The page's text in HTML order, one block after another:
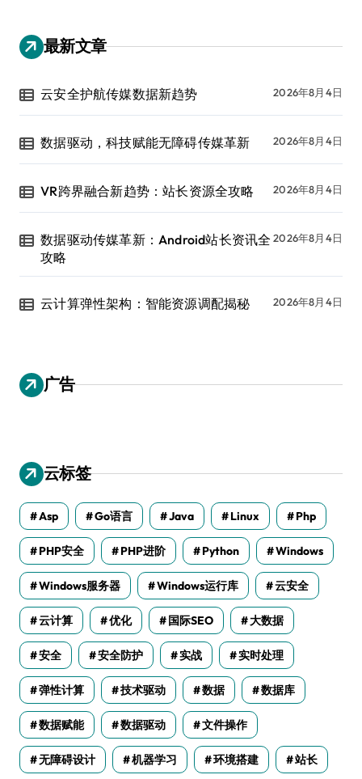
最新文章
云安全护航传媒数据新趋势 2026年8月4日
数据驱动，科技赋能无障碍传媒革新 2026年8月4日
VR跨界融合新趋势：站长资源全攻略 2026年8月4日
数据驱动传媒革新：Android站长资讯全
攻略
2026年8月4日
云计算弹性架构：智能资源调配揭秘 2026年8月4日
广告
云标签
Asp Go语言 Java Linux Php
PHP安全 PHP进阶 Python Windows
Windows服务器 Windows运行库 云安全
云计算 优化 国际SEO 大数据
安全 安全防护 实战 实时处理
弹性计算 技术驱动 数据 数据库
数据赋能 数据驱动 文件操作
无障碍设计 机器学习 环境搭建 站长